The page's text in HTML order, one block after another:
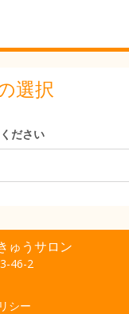
選択
ださい
ゅうサロン
46-2
シー